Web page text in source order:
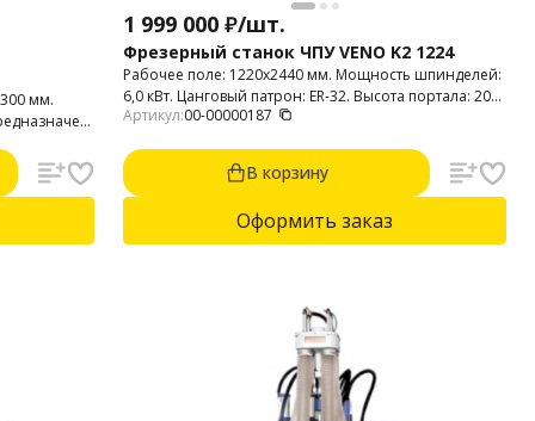
мм.
МДФ,
1 999 000 ₽/шт.
Фрезерный станок ЧПУ VENO K2 1224
Рабочее поле: 1220х2440 мм. Мощность шпинделей:
6,0 кВт. Цанговый патрон: ER-32. Высота портала: 200
мм. Фрезерный станок предназначен для 2D и 3D
материалов, мебельных фасадов, дерева.
Артикул:00-00000187
В корзину
Оформить заказ